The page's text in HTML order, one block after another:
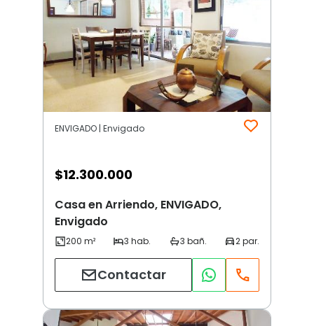
ENVIGADO | Envigado
$12.300.000
Casa en Arriendo, ENVIGADO,
Envigado
Contactar